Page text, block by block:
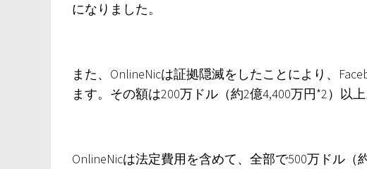
になりました。
また、OnlineNic​​は証拠隠滅をしたことにより、
ます。その額は200万ドル（約2億4,400万円*2）以
OnlineNicは法定費用を含めて、全部で500万ドル